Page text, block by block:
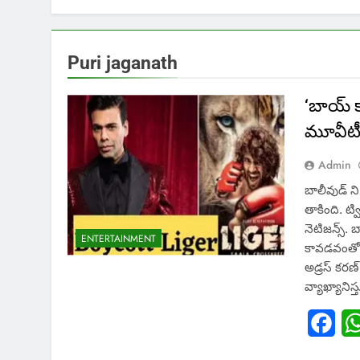
Puri jaganath
ENTERTAINMENT
‘బాయ్
Admin
బాలీవుడ్
తాకింది.
నెటిజన్స్.
అడ్రస్